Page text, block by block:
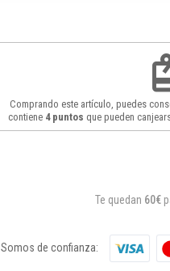
Comprando este artículo, puedes
contiene 4puntos que pueden
Te quedan 60€
Somos de confianza: